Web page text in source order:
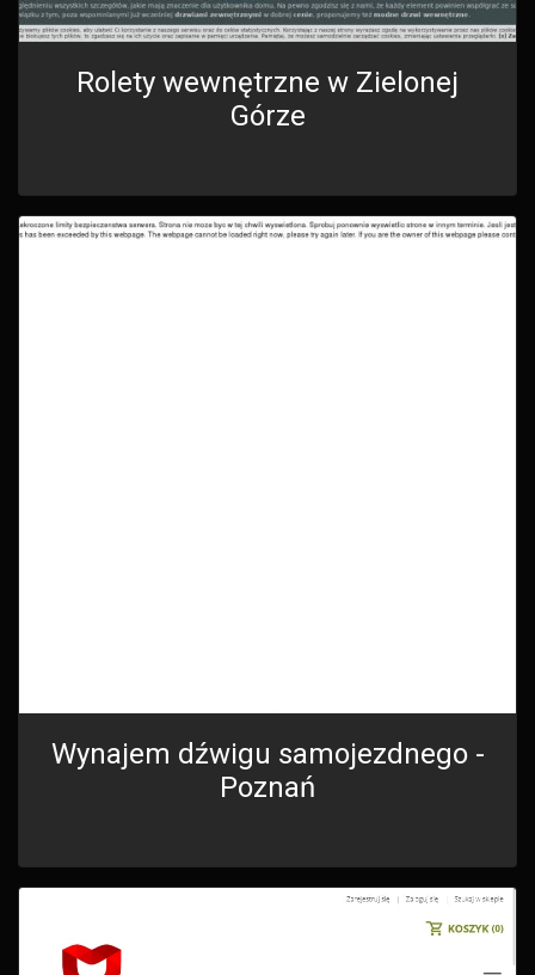
Rolety wewnętrzne w Zielonej
Górze
Wynajem dźwigu samojezdnego -
Poznań